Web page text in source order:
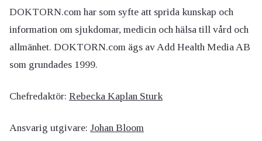
DOKTORN.com har som syfte att sprida kunskap och
information om sjukdomar, medicin och hälsa till vård och
allmänhet. DOKTORN.com ägs av Add Health Media AB
som grundades 1999.
Chefredaktör: Rebecka Kaplan Sturk
Ansvarig utgivare: Johan Bloom